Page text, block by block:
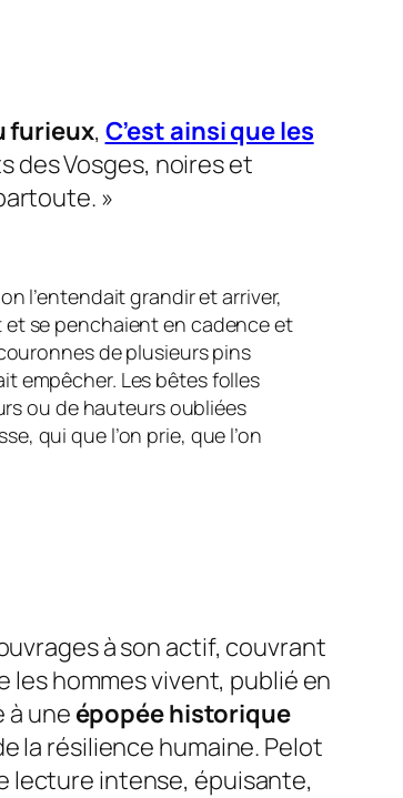
furieux, C’est ainsi que les
des Vosges, noires et
»
l’entendait grandir et arriver,
et se penchaient en cadence et
de plusieurs pins
empêcher. Les bêtes folles
ou de hauteurs oubliées
qui que l’on prie, que l’on
à son actif, couvrant
les hommes vivent, publié en
à une épopée historique
la résilience humaine. Pelot
lecture intense, épuisante,